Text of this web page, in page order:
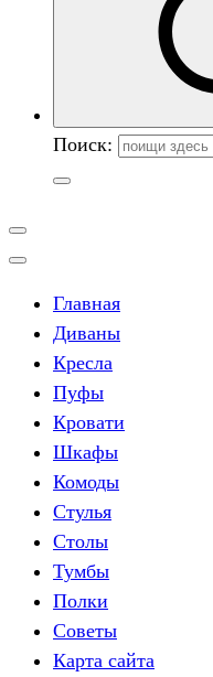
Поиск:
Главная
Диваны
Кресла
Пуфы
Кровати
Шкафы
Комоды
Стулья
Столы
Тумбы
Полки
Советы
Карта сайта